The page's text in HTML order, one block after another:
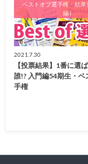
ベストオブ選手権・結果
編）
2021.7.30
【投票結果】1番に選
誰!? 入門編54期生・ベ
手権